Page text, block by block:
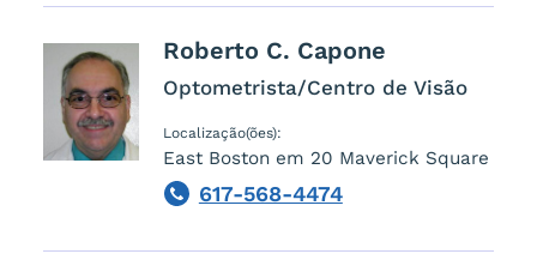
Roberto C. Capone
Optometrista/Centro de Visão
Localização(ões):
East Boston em 20 Maverick Square
617-568-4474
Phone